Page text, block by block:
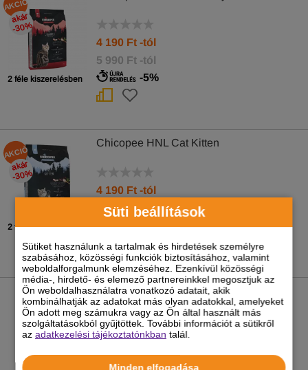
Süti beállítások
Sütiket használunk a tartalmak és hirdetések személyre
szabásához, közösségi funkciók biztosításához, valamint
weboldalforgalmunk elemzéséhez. Ezenkívül közösségi
média-, hirdető- és elemező partnereinkkel megosztjuk az
Ön weboldalhasználatra vonatkozó adatait, akik
kombinálhatják az adatokat más olyan adatokkal, amelyeket
Ön adott meg számukra vagy az Ön által használt más
szolgáltatásokból gyűjtöttek. További információt a sütikről
azadatkezelési tájékoztatónkban talál.
Minden elfogadása
AKCIÓ
akár
-30
%
2 féle kiszerelésben
4 190 Ft -tól
5 990 Ft -tól
-5%
AKCIÓ
akár
-30
%
2 féle kiszerelésben
Chicopee HNL Cat Kitten
4 190 Ft -tól
5 990 Ft -tól
-5%
Natures Protection Cat Sensitive
Digestion
1 990Ft-tól